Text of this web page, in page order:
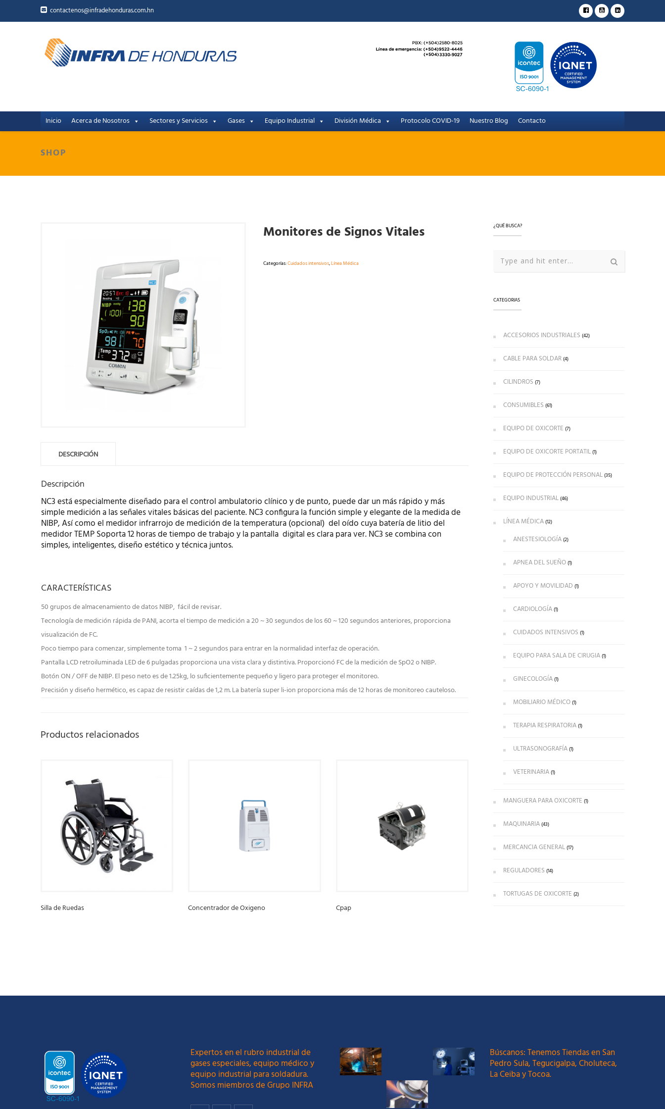
contactenos@infradehonduras.com.hn
Inicio Acerca de Nosotros Sectores y Servicios Gases Equipo Industrial División Médica Protocolo COVID-19 Nuestro Blog Contacto
SHOP
Monitores de Signos Vitales
Categorías:Cuidados intensivos,Línea Médica
DESCRIPCIÓN
Descripción
NC3 está especialmente diseñado para el control ambulatorio clínico y de punto, puede dar un más rápido y más
simple medición a las señales vitales básicas del paciente. NC3 configura la función simple y elegante de la medida de
NIBP, Así como el medidor infrarrojo de medición de la temperatura (opcional) del oído cuya batería de litio del
medidor TEMP Soporta 12 horas de tiempo de trabajo y la pantalla digital es clara para ver. NC3 se combina con
simples, inteligentes, diseño estético y técnica juntos.
CARACTERÍSTICAS
50 grupos de almacenamiento de datos NIBP, fácil de revisar.
Tecnología de medición rápida de PANI, acorta el tiempo de medición a 20 ~ 30 segundos de los 60 ~ 120 segundos anteriores, proporciona
visualización de FC.
Poco tiempo para comenzar, simplemente toma 1 ~ 2 segundos para entrar en la normalidad interfaz de operación.
Pantalla LCD retroiluminada LED de 6 pulgadas proporciona una vista clara y distintiva.Proporcionó FC de la medición de SpO2 o NIBP.
Botón ON / OFF de NIBP.El peso neto es de 1.25kg, lo suficientemente pequeño y ligero para proteger el monitoreo.
Precisión y diseño hermético, es capaz de resistir caídas de 1,2 m.La batería super li-ion proporciona más de 12 horas de monitoreo cauteloso.
Productos relacionados
Silla de Ruedas Concentrador de Oxigeno Cpap
¿QUÉ BUSCA?
CATEGORIAS
ACCESORIOS INDUSTRIALES (42)
CABLE PARA SOLDAR(4)
CILINDROS (7)
CONSUMIBLES (61)
EQUIPO DE OXICORTE (7)
EQUIPO DE OXICORTE PORTATIL(1)
EQUIPO DE PROTECCIÓN PERSONAL(35)
EQUIPO INDUSTRIAL(46)
LÍNEA MÉDICA(12)
ANESTESIOLOGÍA(2)
APNEA DEL SUEÑO(1)
APOYO Y MOVILIDAD (1)
CARDIOLOGÍA(1)
CUIDADOS INTENSIVOS (1)
EQUIPO PARA SALA DE CIRUGIA(1)
GINECOLOGÍA(1)
MOBILIARIO MÉDICO(1)
TERAPIA RESPIRATORIA(1)
ULTRASONOGRAFÍA(1)
VETERINARIA(1)
MANGUERA PARA OXICORTE (1)
MAQUINARIA(43)
MERCANCIA GENERAL(17)
REGULADORES (14)
TORTUGAS DE OXICORTE (2)
Expertos en el rubro industrial de
gases especiales, equipo médico y
equipo industrial para soldadura.
Somos miembros de Grupo INFRA
Búscanos: Tenemos Tiendas en San
Pedro Sula, Tegucigalpa, Choluteca,
La Ceiba y Tocoa.